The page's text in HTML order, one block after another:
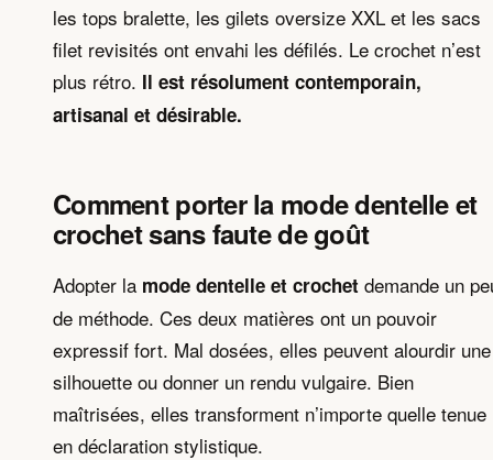
les tops bralette, les gilets oversize XXL et les sacs
filet revisités ont envahi les défilés. Le crochet n’est
plus rétro. Il est résolument contemporain,
artisanal et désirable.
Comment porter la mode dentelle et
crochet sans faute de goût
Adopter la mode dentelle et crochet demande un
de méthode. Ces deux matières ont un pouvoir
expressif fort. Mal dosées, elles peuvent alourdir une
silhouette ou donner un rendu vulgaire. Bien
maîtrisées, elles transforment n’importe quelle tenue
en déclaration stylistique.